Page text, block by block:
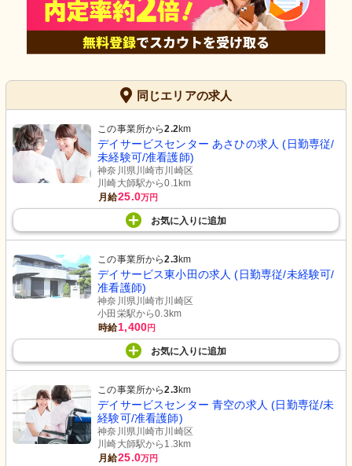
同じエリアの求人
この事業所から2.2km
デイサービスセンター あさひの求人 (日勤専従/
未経験可/准看護師)
神奈川県川崎市川崎区
川崎大師駅から0.1km
月給25.0万円
お気に入り に追加
この事業所から2.3km
デイサービス東小田の求人 (日勤専従/未経験可/
准看護師)
神奈川県川崎市川崎区
小田栄駅から0.3km
時給1,400円
お気に入り に追加
この事業所から2.3km
デイサービスセンター 青空の求人 (日勤専従/未
経験可/准看護師)
神奈川県川崎市川崎区
川崎大師駅から1.3km
月給25.0万円